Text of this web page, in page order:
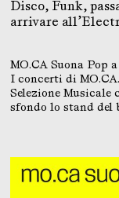
Disco, Funk,
arrivare
MO.CA Suona Pop
I concerti di
Selezione Musicale
sfondo lo stand del